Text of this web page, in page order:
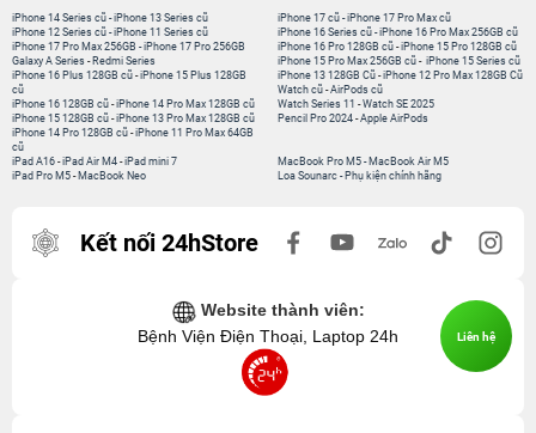
iPhone 14 Series cũ -iPhone 13 Series cũ
iPhone 12 Series cũ -iPhone 11 Series cũ
iPhone 17 Pro Max 256GB -iPhone 17 Pro 256GB
Galaxy A Series - Redmi Series
iPhone 17 cũ-iPhone 17 Pro Max cũ
iPhone 16 Series cũ- iPhone 16 Pro Max 256GB cũ
iPhone 16 Pro 128GB cũ-iPhone 15 Pro 128GB cũ
iPhone 15 Pro Max 256GB cũ- iPhone 15 Series cũ
iPhone 16 Plus 128GB cũ -iPhone 15 Plus 128GB
cũ
iPhone 16 128GB cũ -iPhone 14 Pro Max 128GB cũ
iPhone 15 128GB cũ -iPhone 13 Pro Max 128GB cũ
iPhone 14 Pro 128GB cũ -iPhone 11 Pro Max 64GB
cũ
iPhone 13 128GB Cũ-iPhone 12 Pro Max 128GB Cũ
Watch cũ-AirPods cũ
Watch Series 11 -Watch SE 2025
Pencil Pro 2024-Apple AirPods
iPad A16 -iPad Air M4 -iPad mini 7
iPad Pro M5 - MacBook Neo
MacBook Pro M5- MacBook Air M5
Loa Sounarc- Phụ kiện chính hãng
Kết nối 24hStore
Website thành viên:
Bệnh Viện Điện Thoại, Laptop 24h
Liên hệ